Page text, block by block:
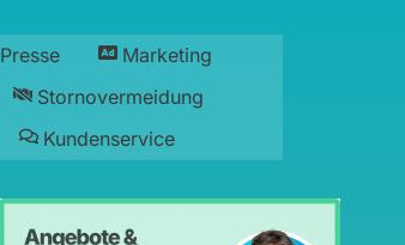
Presse
Marketing
Stornovermeidung
Kundenservice